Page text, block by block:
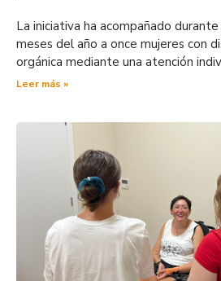
La iniciativa ha acompañado
meses del año a once mujeres con
orgánica mediante una atención
Leer más »